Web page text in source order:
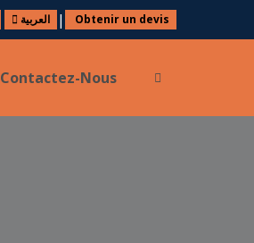
العربية | Obtenir un devis
Contactez-Nous